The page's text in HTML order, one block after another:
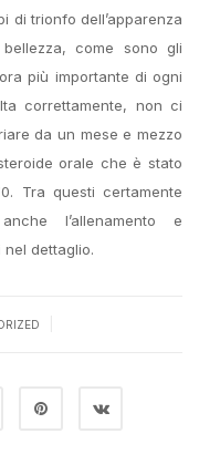
di trionfo dell’apparenza
come sono gli
più importante di ogni
correttamente, non ci
da un mese e mezzo
orale che è stato
Tra questi certamente
l’allenamento e
nel dettaglio.